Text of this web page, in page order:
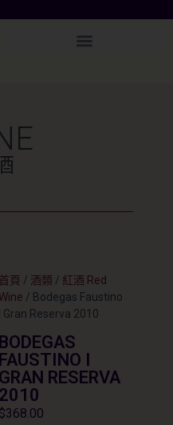
首頁 / 酒類 / 紅酒 Red
Wine / Bodegas Faustino
I Gran Reserva 2010
BODEGAS
FAUSTINO I
GRAN RESERVA
2010
$368.00